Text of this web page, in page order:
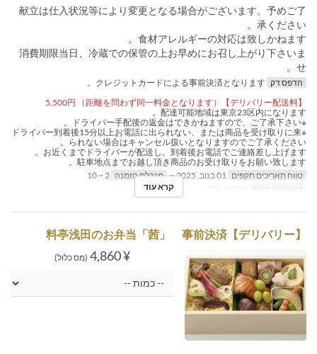
献立は仕入状況等により変更となる場合がございます。予めご了
承ください。
食材アレルギーの対応は致しかねます。
消費期限当日、冷蔵での保管の上お早めにお召し上がり下さいま
せ。
הדפס דק
【デリバリー配送料】5,500円 （距離を問わず同一料金となります）
配達可能地域は東京23区内になります。
※ドライバー手配後の返金はできかねますので、ご了承下さい。
※ドライバー到着後15分以上お電話に出られない、または商品を受け取りに来
られない場合はキャンセル扱いとなりますのでご了承ください。
お近くまでドライバーが配送し、到着後お電話でご連絡差し上げます。
駐車地点までお越し頂き商品のお受け取りをお願い致します。
טווח תאריכים תקפים
מגבלת הזמנה 2 ~ 10
קטגוריית מקום
קרא עוד
【デリバリー】料亭浅田のお弁当「茜」 事前決済
¥ 4,860 (מס כלול)